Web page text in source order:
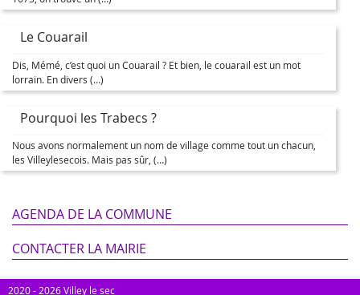
Le Couarail
Dis, Mémé, c’est quoi un Couarail ? Et bien, le couarail est un mot
lorrain. En divers (…)
Pourquoi les Trabecs ?
Nous avons normalement un nom de village comme tout un chacun,
les Villeylesecois. Mais pas sûr, (…)
AGENDA DE LA COMMUNE
CONTACTER LA MAIRIE
2020 - 2026 Villey le sec